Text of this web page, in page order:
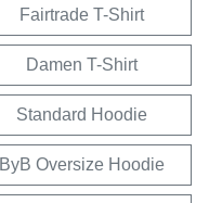
Fairtrade T-Shirt
Damen T-Shirt
Standard Hoodie
ByB Oversize Hoodie